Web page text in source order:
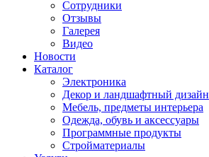
Сотрудники
Отзывы
Галерея
Видео
Новости
Каталог
Электроника
Декор и ландшафтный дизайн
Мебель, предметы интерьера
Одежда, обувь и аксессуары
Программные продукты
Стройматериалы